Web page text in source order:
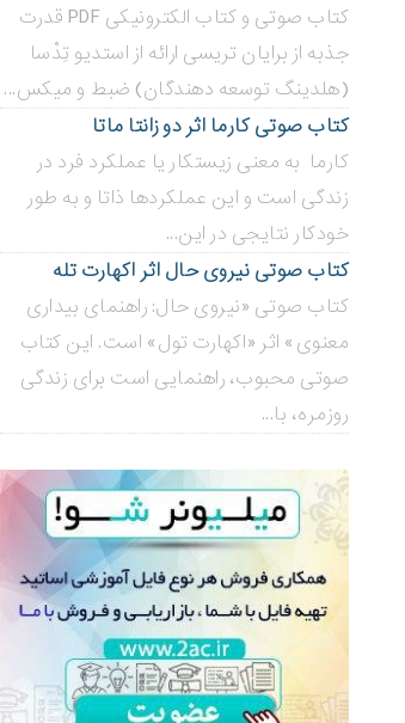
کتاب صوتی و کتاب الکترونیکی PDF قدرت
جذبه از برایان تریسی ارائه از استدیو تِدْسا
(هلدینگ توسعه دهندگان) ضبط و میکس...
کتاب صوتی کارما اثر دو زانتا ماتا
کارما به معنی زیستکار یا عملکرد فرد در
زندگی است و این عملکردها ذاتا و به طور
خودکار نتایجی در این...
کتاب صوتی نیروی حال اثر اکهارت تله
کتاب صوتی «نیروی حال: راهنمای بیداری
معنوی» اثر «اکهارت تول» است. این کتاب
صوتی محبوب، راهنمایی است برای زندگی
روزمره، با...